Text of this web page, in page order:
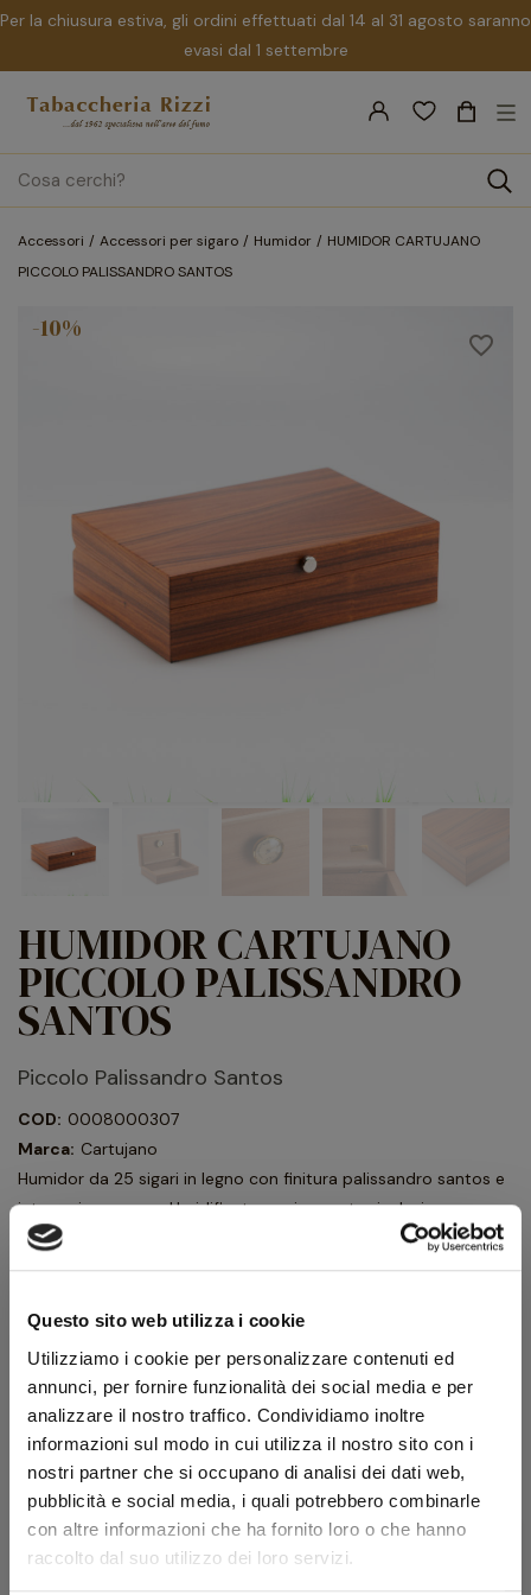
Questo sito web utilizza i cookie
Utilizziamo i cookie per personalizzare contenuti ed
annunci, per fornire funzionalità dei social media e per
analizzare il nostro traffico. Condividiamo inoltre
informazioni sul modo in cui utilizza il nostro sito con i
nostri partner che si occupano di analisi dei dati web,
pubblicità e social media, i quali potrebbero combinarle
con altre informazioni che ha fornito loro o che hanno
raccolto dal suo utilizzo dei loro servizi.
Per la chiusura estiva, gli ordini effettuati dal 14 al 31 agosto saranno
evasi dal 1 settembre
search
☰
Accessori Accessori per sigaro Humidor
HUMIDOR CARTUJANO
PICCOLO PALISSANDRO SANTOS
favorite_border
-10%
HUMIDOR CARTUJANO
PICCOLO PALISSANDRO
SANTOS
Piccolo Palissandro Santos
COD: 0008000307
Marca: Cartujano
Humidor da 25 sigari in legno con finitura palissandro santos e
interno in mogano. Umidificatore e igrometro inclusi.
350,00 € 315,00 €
Quantità
AGGIUNGI AL CARRELLO
Scheda tecnica